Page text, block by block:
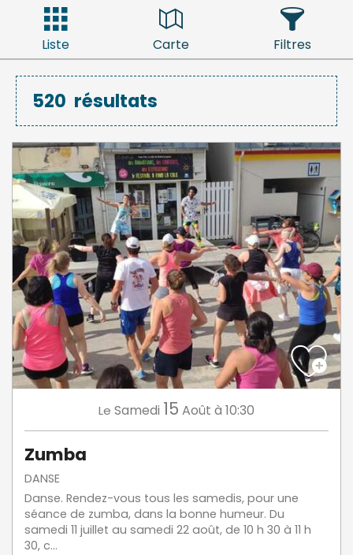
Liste Carte Filtres
520 résultats
Le Samedi 15 Août à 10:30
Zumba
DANSE
Danse. Rendez-vous tous les samedis, pour une
séance de zumba, dans la bonne humeur. Du
samedi 11 juillet au samedi 22 août, de 10 h 30 à 11 h
30, c...